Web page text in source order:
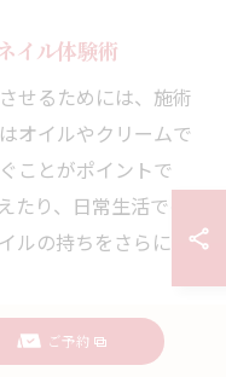
イル体験術
せるためには、施術
オイルやクリームで
ことがポイントで
り、日常生活での
ルの持ちをさらに良
フターケアのアドバ
充実しています。特
ご予約